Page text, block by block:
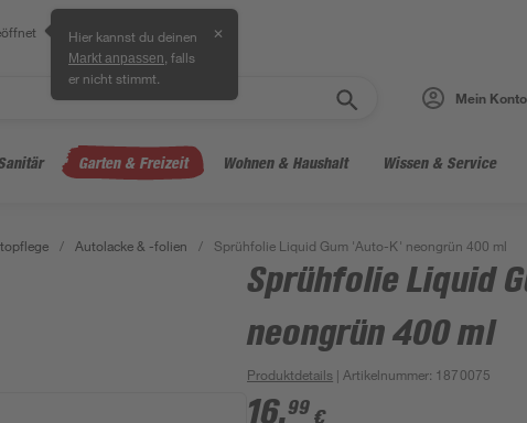
Hier kannst du deinen
Markt anpassen , falls
er nicht stimmt.
✕
Mein Konto
Garten & Freizeit Wohnen & Haushalt Wissen & Service
/ Autolacke & -folien / Sprühfolie Liquid Gum 'Auto-K' neongrün 400 ml
Sprühfolie Liquid
neongrün 400 ml
Produktdetails | Artikelnummer: 1870075
16,99 €